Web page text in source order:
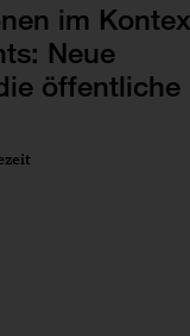
im
Neue
öffentliche